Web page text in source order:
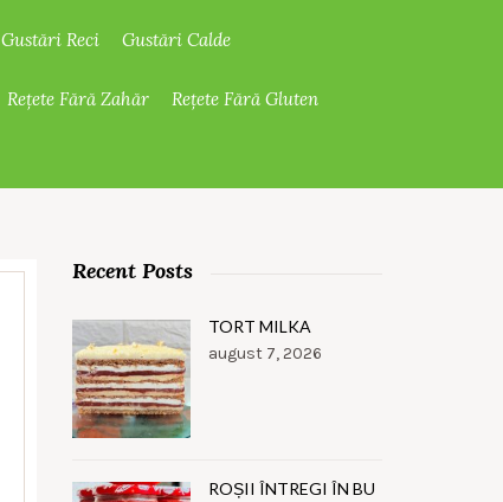
Gustări Reci Gustări Calde
Rețete Fără Zahăr Rețete Fără Gluten
Recent Posts
TORT MILKA
august 7, 2026
ROȘII ÎNTREGI ÎN BU